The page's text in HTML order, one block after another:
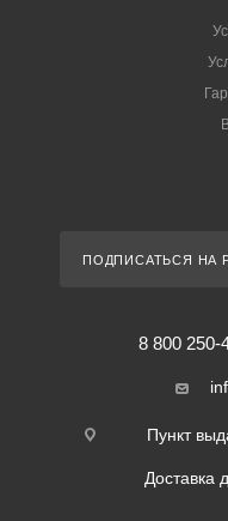
ПОДПИСАТЬСЯ НА
8 800 250-
Пункт
Доставка